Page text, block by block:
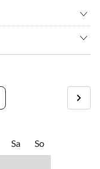
Wattenmeer. Die
Haus entfernt.
Sa So